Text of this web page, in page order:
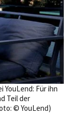
YouLend: Für ihn
Teil der
© YouLend)